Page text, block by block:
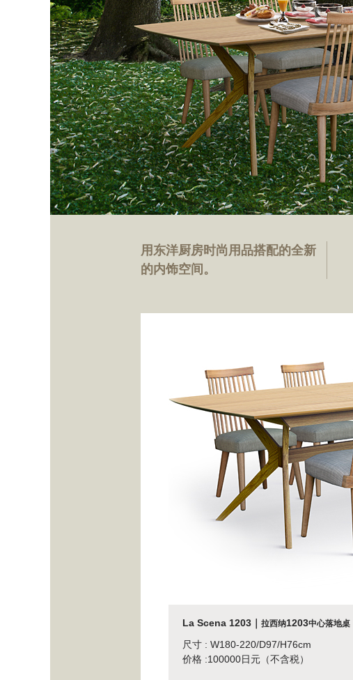
用东洋厨房时尚用品搭配的全新
的内饰空间。
La Scena 1203｜ 拉西纳1203中心落地桌
尺寸 : W180-220/D97/H76cm
价格 :100000日元（不含税）